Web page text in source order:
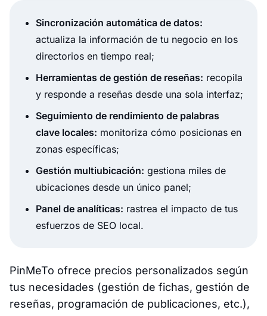
Sincronización automática de datos:
actualiza la información de tu negocio en los
directorios en tiempo real;
Herramientas de gestión de reseñas: recopila
y responde a reseñas desde una sola interfaz;
Seguimiento de rendimiento de palabras
clave locales: monitoriza cómo posicionas en
zonas específicas;
Gestión multiubicación: gestiona miles de
ubicaciones desde un único panel;
Panel de analíticas: rastrea el impacto de tus
esfuerzos de SEO local.
PinMeTo ofrece precios personalizados según
tus necesidades (gestión de fichas, gestión de
reseñas, programación de publicaciones, etc.),